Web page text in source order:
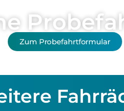
Zum Probefahrtformular